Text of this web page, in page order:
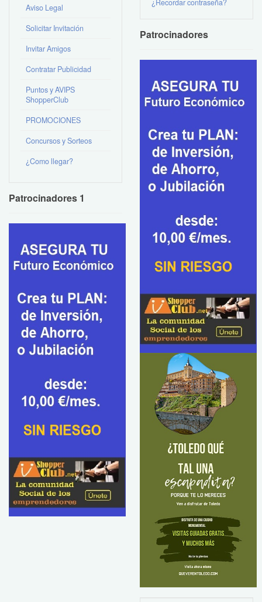
Aviso Legal
Solicitar Invitación
Invitar Amigos
Contratar Publicidad
Puntos y AVIPS
ShopperClub
PROMOCIONES
Concursos y Sorteos
¿Como llegar?
Patrocinadores 1
¿Recordar contraseña?
Patrocinadores